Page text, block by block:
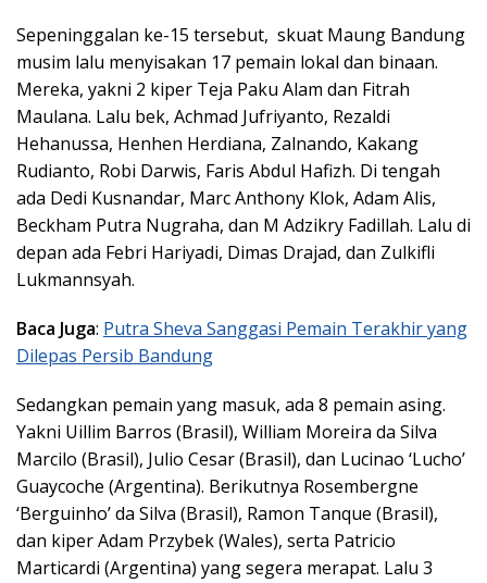
Sepeninggalan ke-15 tersebut, skuat Maung Bandung
musim lalu menyisakan 17 pemain lokal dan binaan.
Mereka, yakni 2 kiper Teja Paku Alam dan Fitrah
Maulana. Lalu bek, Achmad Jufriyanto, Rezaldi
Hehanussa, Henhen Herdiana, Zalnando, Kakang
Rudianto, Robi Darwis, Faris Abdul Hafizh. Di tengah
ada Dedi Kusnandar, Marc Anthony Klok, Adam Alis,
Beckham Putra Nugraha, dan M Adzikry Fadillah. Lalu di
depan ada Febri Hariyadi, Dimas Drajad, dan Zulkifli
Lukmannsyah.
Baca Juga: Putra Sheva Sanggasi Pemain Terakhir yang
Dilepas Persib Bandung
Sedangkan pemain yang masuk, ada 8 pemain asing.
Yakni Uillim Barros (Brasil), William Moreira da Silva
Marcilo (Brasil), Julio Cesar (Brasil), dan Lucinao ‘Lucho’
Guaycoche (Argentina). Berikutnya Rosembergne
‘Berguinho’ da Silva (Brasil), Ramon Tanque (Brasil),
dan kiper Adam Przybek (Wales), serta Patricio
Marticardi (Argentina) yang segera merapat. Lalu 3